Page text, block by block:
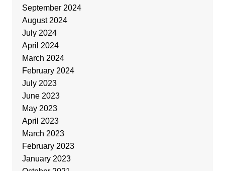
September 2024
August 2024
July 2024
April 2024
March 2024
February 2024
July 2023
June 2023
May 2023
April 2023
March 2023
February 2023
January 2023